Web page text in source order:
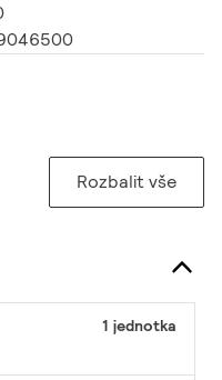
Rozbalit vše
1 jednotka